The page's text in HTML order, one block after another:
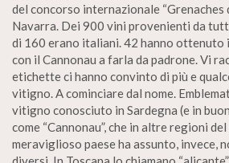
del concorso internazionale “Grenaches
Navarra. Dei 900 vini provenienti da
di 160 erano italiani. 42 hanno ottenuto
con il Cannonau a farla da padrone. Vi
etichette ci hanno convinto di più e
vitigno. A cominciare dal nome.
vitigno conosciuto in Sardegna (e in
come “Cannonau”, che in altre regioni
meraviglioso paese ha assunto, invece,